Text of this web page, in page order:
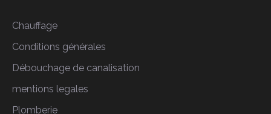
Chauffage
Conditions générales
Débouchage de canalisation
mentions legales
Plomberie